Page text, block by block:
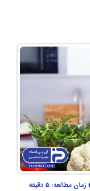
زمان مطالعه: 5 دقیقه